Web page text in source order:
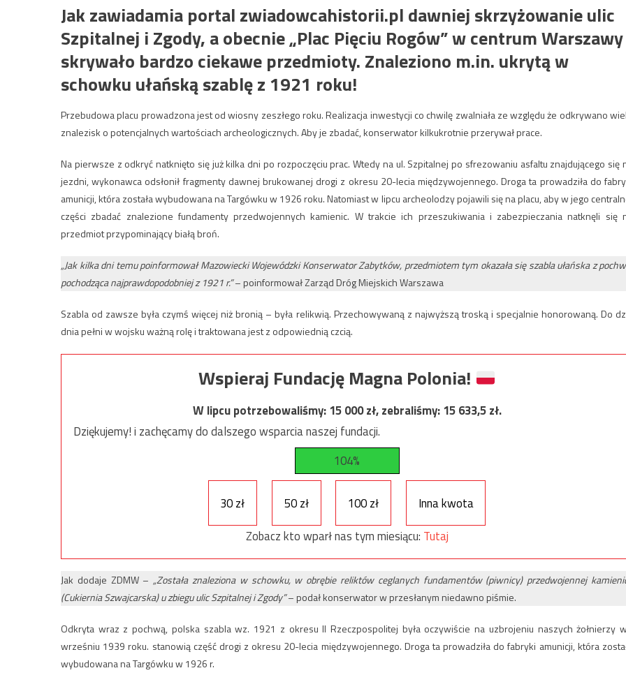
Jak zawiadamia portal zwiadowcahistorii.pl dawniej skrzyżowanie ulic
Szpitalnej i Zgody, a obecnie „Plac Pięciu Rogów” w centrum Warszawy
skrywało bardzo ciekawe przedmioty. Znaleziono m.in. ukrytą w
schowku ułańską szablę z 1921 roku!
Przebudowa placu prowadzona jest od wiosny zeszłego roku. Realizacja inwestycji co chwilę zwalniała ze względu że odkrywano
znalezisk o potencjalnych wartościach archeologicznych. Aby je zbadać, konserwator kilkukrotnie przerywał prace.
Na pierwsze z odkryć natknięto się już kilka dni po rozpoczęciu prac. Wtedy na ul. Szpitalnej po sfrezowaniu asfaltu znajdującego się
jezdni, wykonawca odsłonił fragmenty dawnej brukowanej drogi z okresu 20-lecia międzywojennego. Droga ta prowadziła do
amunicji, która została wybudowana na Targówku w 1926 roku. Natomiast w lipcu archeolodzy pojawili się na placu, aby w jego
części zbadać znalezione fundamenty przedwojennych kamienic. W trakcie ich przeszukiwania i zabezpieczania natknęli się
przedmiot przypominający białą broń.
„Jak kilka dni temu poinformował Mazowiecki Wojewódzki Konserwator Zabytków, przedmiotem tym okazała się szabla ułańska z
pochodząca najprawdopodobniej z 1921 r.”– poinformował Zarząd Dróg Miejskich Warszawa
Szabla od zawsze była czymś więcej niż bronią – była relikwią. Przechowywaną z najwyższą troską i specjalnie honorowaną. Do
dnia pełni w wojsku ważną rolę i traktowana jest z odpowiednią czcią.
Wspieraj Fundację Magna Polonia!
W lipcu potrzebowaliśmy:15 000zł, zebraliśmy:15 633,5zł.
Dziękujemy! i zachęcamy do dalszego wsparcia naszej fundacji.
104%
30 zł 50 zł 100 zł
Inna kwota
Zobacz kto wparł nas tym miesiącu: Tutaj
Jak dodaje ZDMW – „Została znaleziona w schowku, w obrębie reliktów ceglanych fundamentów (piwnicy) przedwojennej
(Cukiernia Szwajcarska) u zbiegu ulic Szpitalnej i Zgody”– podał konserwator w przesłanym niedawno piśmie.
Odkryta wraz z pochwą, polska szabla wz. 1921 z okresu II Rzeczpospolitej była oczywiście na uzbrojeniu naszych żołnierzy
wrześniu 1939 roku. stanowią część drogi z okresu 20-lecia międzywojennego. Droga ta prowadziła do fabryki amunicji, która
wybudowana na Targówku w 1926 r.